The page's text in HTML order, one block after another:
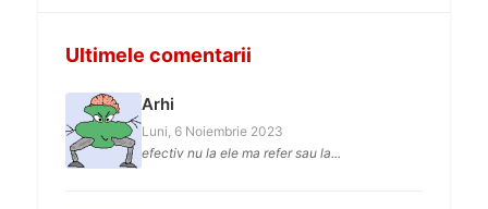
Ultimele comentarii
Arhi
Luni, 6 Noiembrie 2023
efectiv nu la ele ma refer sau la...